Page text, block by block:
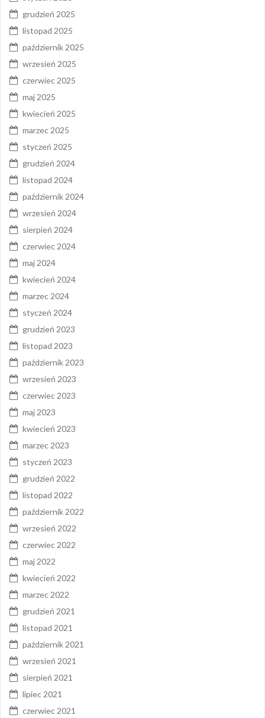
grudzień 2025
listopad 2025
październik 2025
wrzesień 2025
czerwiec 2025
maj 2025
kwiecień 2025
marzec 2025
styczeń 2025
grudzień 2024
listopad 2024
październik 2024
wrzesień 2024
sierpień 2024
czerwiec 2024
maj 2024
kwiecień 2024
marzec 2024
styczeń 2024
grudzień 2023
listopad 2023
październik 2023
wrzesień 2023
czerwiec 2023
maj 2023
kwiecień 2023
marzec 2023
styczeń 2023
grudzień 2022
listopad 2022
październik 2022
wrzesień 2022
czerwiec 2022
maj 2022
kwiecień 2022
marzec 2022
grudzień 2021
listopad 2021
październik 2021
wrzesień 2021
sierpień 2021
lipiec 2021
czerwiec 2021